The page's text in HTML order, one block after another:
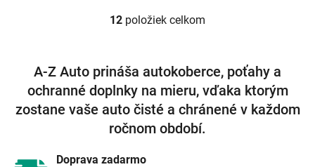
O
á
d
a
c
i
e
12 položiek celkom
A-Z Auto prináša autokoberce, poťahy a
ochranné doplnky na mieru, vďaka ktorým
zostane vaše auto čisté a chránené v každom
ročnom období.
Doprava zadarmo